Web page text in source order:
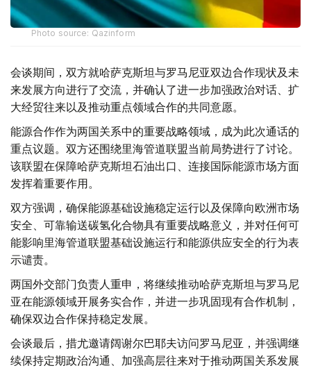
Photo source: Qazinform
会谈期间，双方就哈萨克斯坦与罗马尼亚双边合作现状及未
来发展方向进行了交流，并确认了进一步加强政治对话、扩
大经贸往来以及推动重点领域合作的共同意愿。
能源合作作为两国关系中的重要战略领域，成为此次通话的
重点议题。双方还围绕里海管道联盟当前局势进行了讨论。
该联盟在保障哈萨克斯坦石油出口、连接国际能源市场方面
发挥着重要作用。
双方强调，确保能源基础设施稳定运行以及保障向欧洲市场
安全、可靠输送碳氢化合物具有重要战略意义，并对任何可
能影响里海管道联盟基础设施运行和能源供应安全的行为表
示谴责。
两国外交部门负责人重申，将继续推动哈萨克斯坦与罗马尼
亚在能源领域开展务实合作，并进一步巩固现有合作机制，
确保双边合作保持稳定发展。
会谈最后，措尤邀请阔谢尔巴耶夫访问罗马尼亚，并强调继
续保持定期政治沟通、加强高层往来对于推动两国关系发展